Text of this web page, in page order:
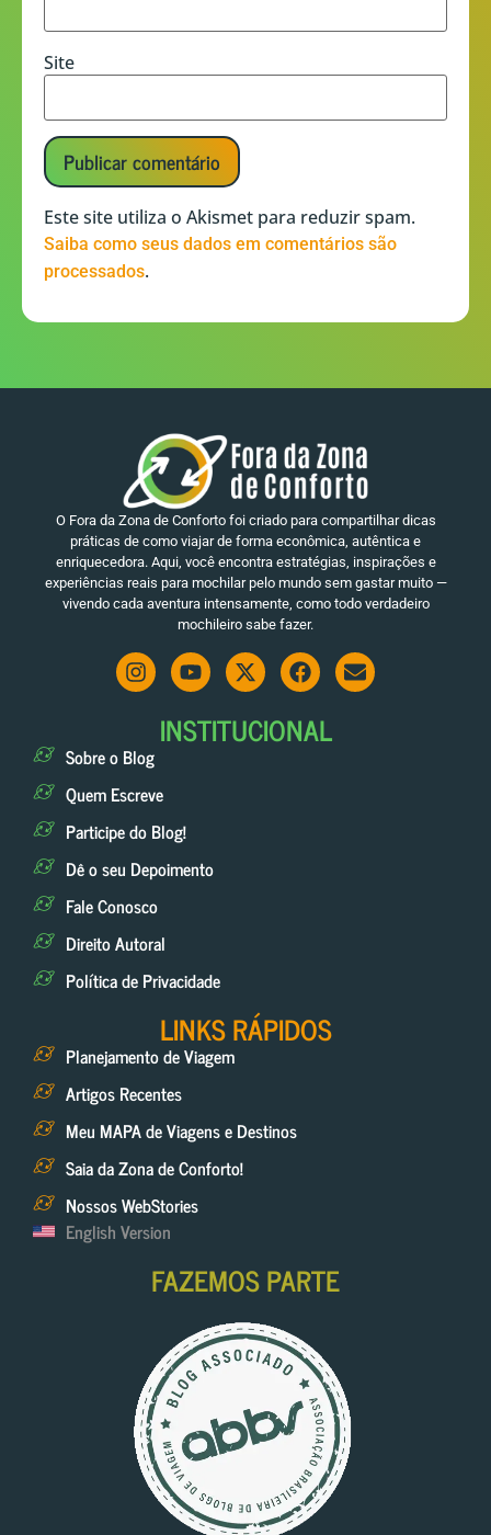
Site
Este site utiliza o Akismet para reduzir spam.
Saiba como seus dados em comentários são
processados.
O Fora da Zona de Conforto foi criado para compartilhar dicas
práticas de como viajar de forma econômica, autêntica e
enriquecedora. Aqui, você encontra estratégias, inspirações e
experiências reais para mochilar pelo mundo sem gastar muito —
vivendo cada aventura intensamente, como todo verdadeiro
mochileiro sabe fazer.
INSTITUCIONAL
Sobre o Blog
Quem Escreve
Participe do Blog!
Dê o seu Depoimento
Fale Conosco
Direito Autoral
Política de Privacidade
LINKS RÁPIDOS
Planejamento de Viagem
Artigos Recentes
Meu MAPA de Viagens e Destinos
Saia da Zona de Conforto!
Nossos WebStories
English Version
FAZEMOS PARTE